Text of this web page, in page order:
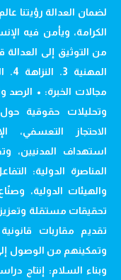
لضمان العدالة رؤيتنا
الكرامة، ويأمن فيه
مجالات الخبرة: • الرصد
وتحليلات حقوقية
الاحتجاز التعسفي،
استهداف المدنيين،
المناصرة الدولية:
والهيئات الدولية،
تحقيقات مستقلة وتعزيز
تقديم مقاربات
وتمكينهم من الوصول إلى
وبناء السلام: إنتاج